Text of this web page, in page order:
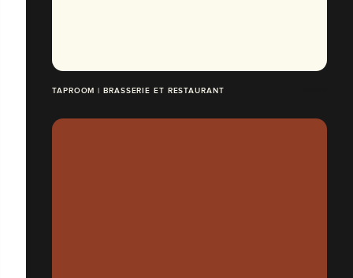
TAPROOM | BRASSERIE ET RESTAURANT